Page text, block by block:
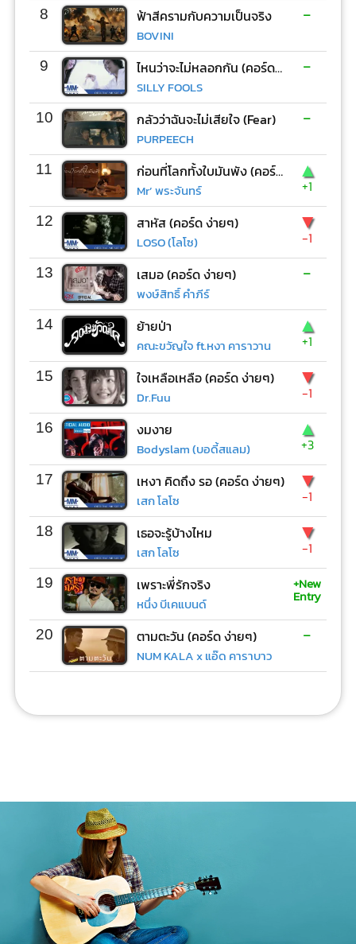
8 ฟ้าสีครามกับความเป็นจริง
BOVINI
-
9 ไหนว่าจะไม่หลอกกัน (คอร์ด ง่ายๆ)
SILLY FOOLS
-
10 กลัวว่าฉันจะไม่เสียใจ (Fear)
PURPEECH
-
11 ก่อนที่โลกทั้งใบมันพัง (คอร์ด ง่ายๆ)
Mr’ พระจันทร์
▲
+1
12 สาหัส (คอร์ด ง่ายๆ)
LOSO (โลโซ)
▼
-1
13 เสมอ (คอร์ด ง่ายๆ)
พงษ์สิทธิ์ คำภีร์
-
14 ย้ายป่า
คณะขวัญใจ ft.หงา คาราวาน
▲
+1
15 ใจเหลือเหลือ (คอร์ด ง่ายๆ)
Dr.Fuu
▼
-1
16 งมงาย
Bodyslam (บอดี้สแลม)
▲
+3
17 เหงา คิดถึง รอ (คอร์ด ง่ายๆ)
เสก โลโซ
▼
-1
18 เธอจะรู้บ้างไหม
เสก โลโซ
▼
-1
19 เพราะพี่รักจริง
หนึ่ง บีเคแบนด์
+New
Entry
20 ตามตะวัน (คอร์ด ง่ายๆ)
NUM KALA x แอ๊ด คาราบาว
-